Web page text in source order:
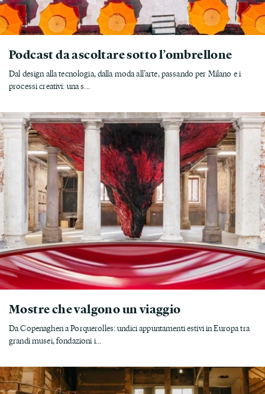
Podcast da ascoltare sotto l’ombrellone
Dal design alla tecnologia, dalla moda all’arte, passando per Milano e i
processi creativi: una s...
Mostre che valgono un viaggio
Da Copenaghen a Porquerolles: undici appuntamenti estivi in Europa tra
grandi musei, fondazioni i...